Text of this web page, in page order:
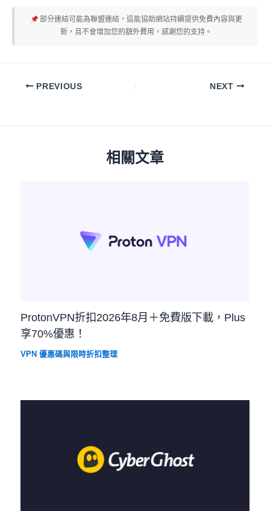
部分連結可能為聯盟連結，這能協助網站持續提供免費內容與更
新，且不會增加您的額外費用，感謝您的支持。
PREVIOUS NEXT
相關文章
ProtonVPN折扣2026年8月＋免費版下載，Plus
享70%優惠！
VPN 優惠碼與限時折扣整理